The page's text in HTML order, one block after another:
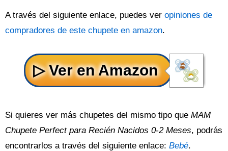
A través del siguiente enlace, puedes ver opiniones de
compradores de este chupete en amazon.
Si quieres ver más chupetes del mismo tipo que MAM
Chupete Perfect para Recién Nacidos 0-2 Meses, podrás
encontrarlos a través del siguiente enlace: Bebé.